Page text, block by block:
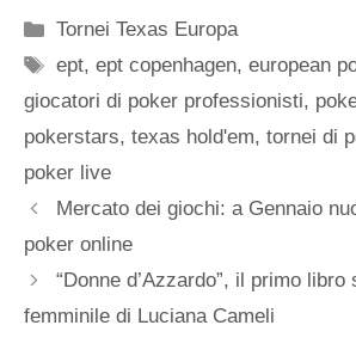
Categorie
Tornei Texas Europa
Tag
ept,ept copenhagen,european
giocatori di poker professionisti,
pokerstars, texas hold'em, tornei di
poker live
Mercato dei giochi: a Gennaio
poker online
“Donne d’Azzardo”, il primo libro
femminile di Luciana Cameli